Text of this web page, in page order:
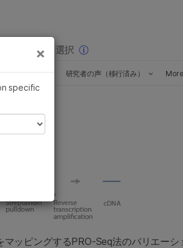
りの分野を選択
ポッドキャスト 研究者の声（移行済み） More
ッピングするPRO-Seq法のバリエー
×
specific
×